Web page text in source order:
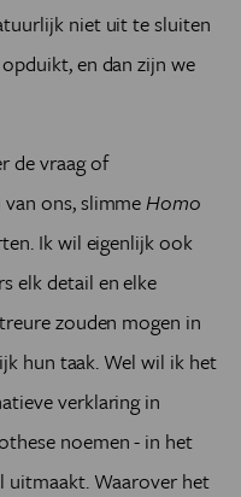
niet uit te sluiten
en dan zijn we
de vraag of
van ons, slimmeHomo
Ik wil eigenlijk ook
elk detail en elke
zouden mogen in
hun taak. Wel wil ik het
verklaring in
noemen - in het
uitmaakt. Waarover het